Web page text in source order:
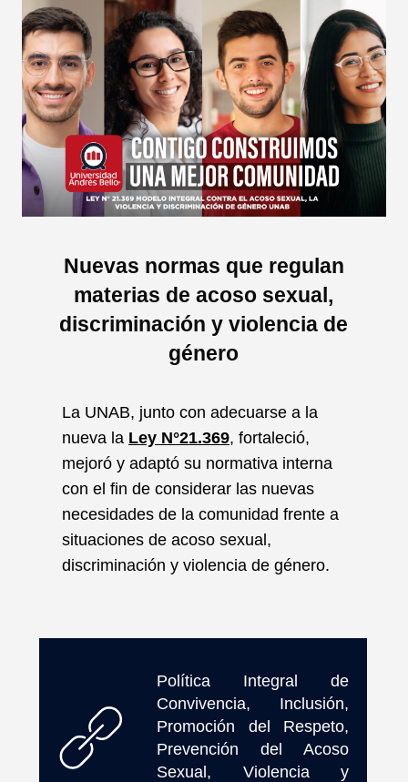
Nuevas normas que regulan
materias de acoso sexual,
discriminación y violencia de
género
La UNAB, junto con adecuarse a la
nueva la Ley N°21.369, fortaleció,
mejoró y adaptó su normativa interna
con el fin de considerar las nuevas
necesidades de la comunidad frente a
situaciones de acoso sexual,
discriminación y violencia de género.
Política Integral de
Convivencia, Inclusión,
Promoción del Respeto,
Prevención del Acoso
Sexual, Violencia y